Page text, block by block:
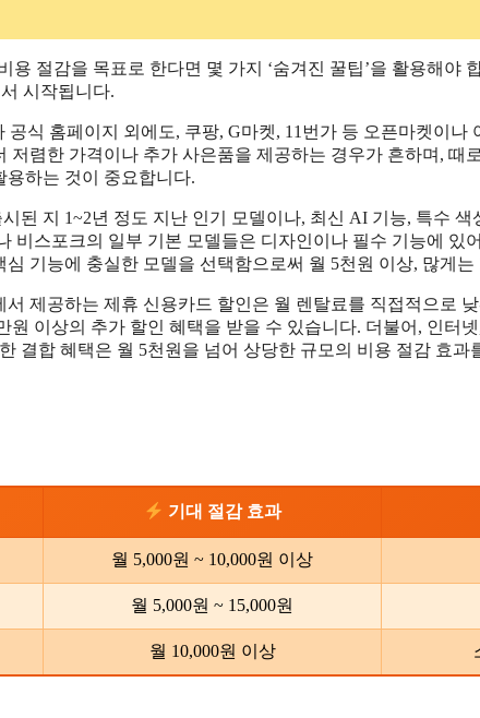
절감을 목표로 한다면 몇 가지 ‘숨겨진 꿀팁’을 활용해야
시작됩니다.
식 홈페이지 외에도, 쿠팡, G마켓, 11번가 등 오픈마켓이나
렴한 가격이나 추가 사은품을 제공하는 경우가 흔하며, 때
용하는 것이 중요합니다.
된 지 1~2년 정도 지난 인기 모델이나, 최신 AI 기능, 특수
스포크의 일부 기본 모델들은 디자인이나 필수 기능에 있
기능에 충실한 모델을 선택함으로써 월 5천원 이상, 많게
제공하는 제휴 신용카드 할인은 월 렌탈료를 직접적으로
이상의 추가 할인 혜택을 받을 수 있습니다. 더불어, 인터
결합 혜택은 월 5천원을 넘어 상당한 규모의 비용 절감 효과
기대 절감 효과
월 5,000원 ~ 10,000원 이상
월 5,000원 ~ 15,000원
월 10,000원 이상